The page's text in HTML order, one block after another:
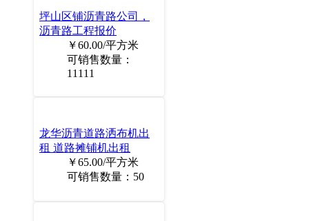
坪山区铺沥青路公司，
沥青路工程报价
￥60.00/平方米
可销售数量：
11111
龙华沥青道路洒布机出
租 道路摊铺机出租
￥65.00/平方米
可销售数量：50